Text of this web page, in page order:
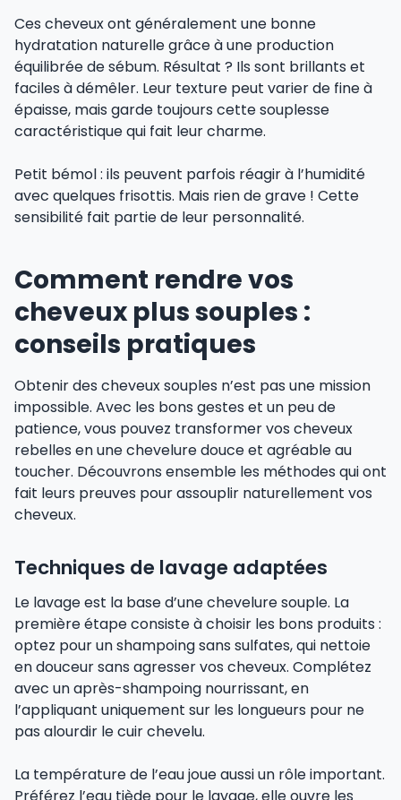
Ces cheveux ont généralement une bonne
hydratation naturelle grâce à une production
équilibrée de sébum. Résultat ? Ils sont brillants et
faciles à démêler. Leur texture peut varier de fine à
épaisse, mais garde toujours cette souplesse
caractéristique qui fait leur charme.
Petit bémol : ils peuvent parfois réagir à l’humidité
avec quelques frisottis. Mais rien de grave ! Cette
sensibilité fait partie de leur personnalité.
Comment rendre vos
cheveux plus souples :
conseils pratiques
Obtenir des cheveux souples n’est pas une mission
impossible. Avec les bons gestes et un peu de
patience, vous pouvez transformer vos cheveux
rebelles en une chevelure douce et agréable au
toucher. Découvrons ensemble les méthodes qui ont
fait leurs preuves pour assouplir naturellement vos
cheveux.
Techniques de lavage adaptées
Le lavage est la base d’une chevelure souple. La
première étape consiste à choisir les bons produits :
optez pour un shampoing sans sulfates, qui nettoie
en douceur sans agresser vos cheveux. Complétez
avec un après-shampoing nourrissant, en
l’appliquant uniquement sur les longueurs pour ne
pas alourdir le cuir chevelu.
La température de l’eau joue aussi un rôle important.
Préférez l’eau tiède pour le lavage, elle ouvre les